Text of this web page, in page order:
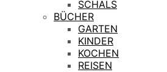
SCHALS
BÜCHER
GARTEN
KINDER
KOCHEN
REISEN